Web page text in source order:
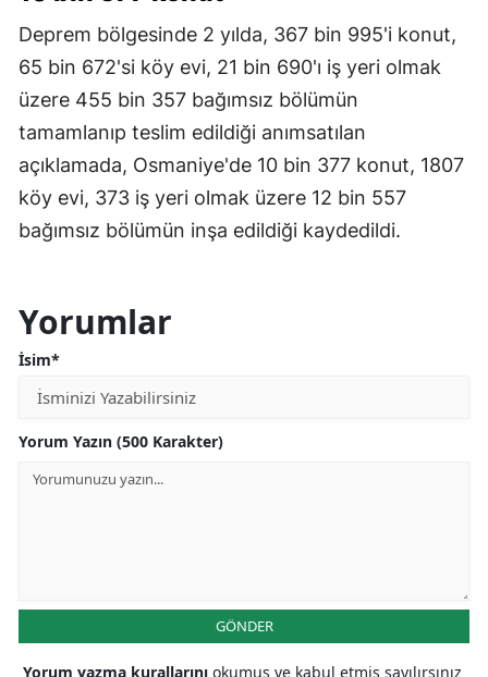
Deprem bölgesinde 2 yılda, 367 bin 995'i konut,
65 bin 672'si köy evi, 21 bin 690'ı iş yeri olmak
üzere 455 bin 357 bağımsız bölümün
tamamlanıp teslim edildiği anımsatılan
açıklamada, Osmaniye'de 10 bin 377 konut, 1807
köy evi, 373 iş yeri olmak üzere 12 bin 557
bağımsız bölümün inşa edildiği kaydedildi.
Yorumlar
İsim*
Yorum Yazın (500 Karakter)
GÖNDER
Yorum yazma kurallarını okumuş ve kabul etmiş sayılırsınız